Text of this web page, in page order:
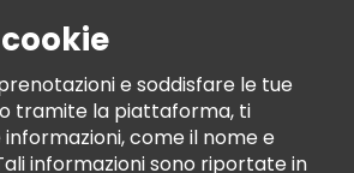
e soddisfare le tue
tramite la piattaforma, ti
come il nome e
informazioni sono riportate in